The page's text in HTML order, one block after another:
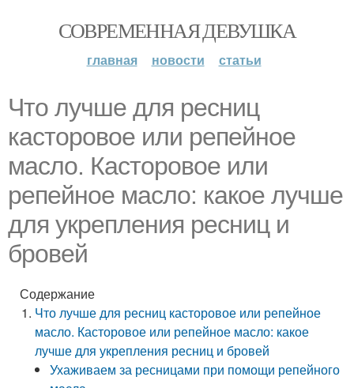
СОВРЕМЕННАЯ ДЕВУШКА
главная новости статьи
Что лучше для ресниц
касторовое или репейное
масло. Касторовое или
репейное масло: какое лучше
для укрепления ресниц и
бровей
Содержание
Что лучше для ресниц касторовое или репейное
масло. Касторовое или репейное масло: какое
лучше для укрепления ресниц и бровей
Ухаживаем за ресницами при помощи репейного